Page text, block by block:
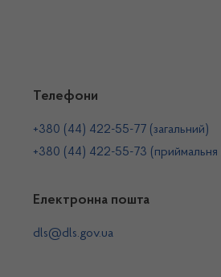
Телефони
+380 (44) 422-55-77 (загальний)
+380 (44) 422-55-73 (приймальня
Електронна пошта
dls@dls.gov.ua